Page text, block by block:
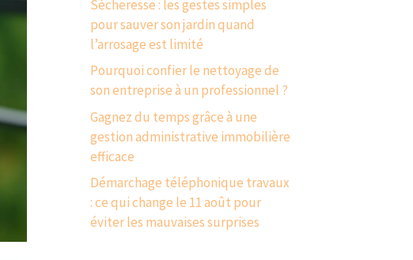
Sécheresse : les gestes simples
pour sauver son jardin quand
l’arrosage est limité
Pourquoi confier le nettoyage de
son entreprise à un professionnel ?
Gagnez du temps grâce à une
gestion administrative immobilière
efficace
Démarchage téléphonique travaux
: ce qui change le 11 août pour
éviter les mauvaises surprises